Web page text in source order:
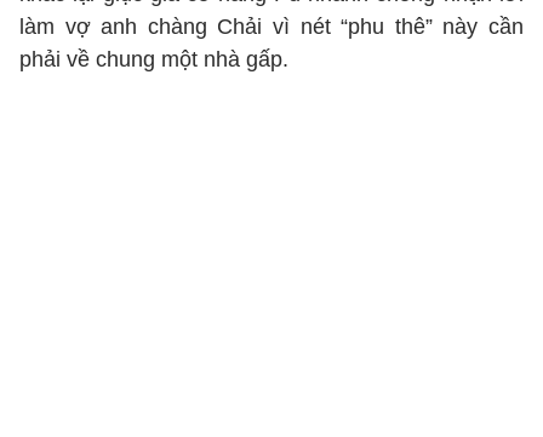
làm vợ anh chàng Chải vì nét “phu thê” này cần
phải về chung một nhà gấp.